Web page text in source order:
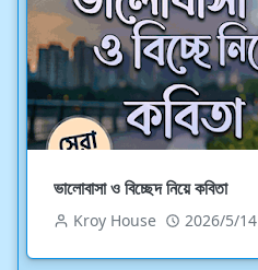
ভালোবাসা ও বিচ্ছেদ নিয়ে কবিতা
Kroy House 2026/5/14